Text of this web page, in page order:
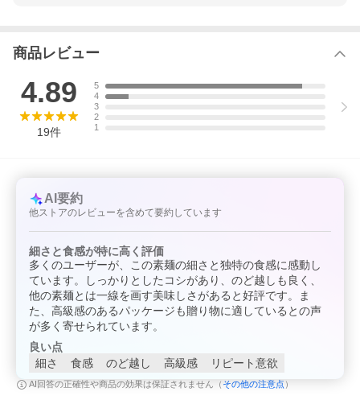
商品レビュー
4.89
19件
5
4
3
2
1
AI要約
他ストアのレビューを含めて要約しています
細さと食感が特に高く評価
多くのユーザーが、この素麺の細さと独特の食感に感動し
ています。しっかりとしたコシがあり、のど越しも良く、
他の素麺とは一線を画す美味しさがあると好評です。ま
た、高級感のあるパッケージも贈り物に適しているとの声
が多く寄せられています。
良い点
細さ
食感 のど越し 高級感 リピート意欲
AI回答の正確性や商品の効果は保証されません（ その他の注意点 ）